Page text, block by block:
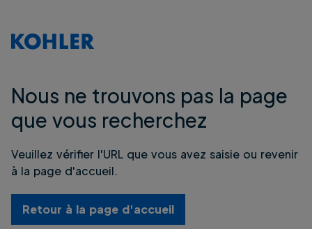
Nous ne trouvons pas la page
que vous recherchez
Veuillez vérifier l'URL que vous avez saisie ou revenir
à la page d'accueil.
Retour à la page d'accueil